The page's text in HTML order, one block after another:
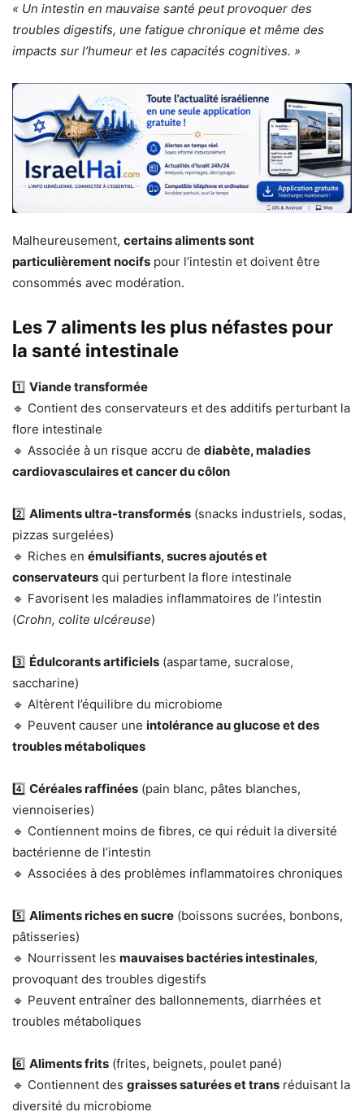
« Un intestin en mauvaise santé peut provoquer des
troubles digestifs, une fatigue chronique et même des
impacts sur l’humeur et les capacités cognitives. »
Malheureusement, certains aliments sont
particulièrement nocifs pour l’intestin et doivent être
consommés avec modération.
Les 7 aliments les plus néfastes pour
la santé intestinale
1️⃣ Viande transformée
🔹 Contient des conservateurs et des additifs perturbant la
flore intestinale
🔹 Associée à un risque accru de diabète, maladies
cardiovasculaires et cancer du côlon
2️⃣ Aliments ultra-transformés (snacks industriels, sodas,
pizzas surgelées)
🔹 Riches en émulsifiants, sucres ajoutés et
conservateurs qui perturbent la flore intestinale
🔹 Favorisent les maladies inflammatoires de l’intestin
(Crohn, colite ulcéreuse)
3️⃣ Édulcorants artificiels (aspartame, sucralose,
saccharine)
🔹 Altèrent l’équilibre du microbiome
🔹 Peuvent causer une intolérance au glucose et des
troubles métaboliques
4️⃣ Céréales raffinées (pain blanc, pâtes blanches,
viennoiseries)
🔹 Contiennent moins de fibres, ce qui réduit la diversité
bactérienne de l’intestin
🔹 Associées à des problèmes inflammatoires chroniques
5️⃣ Aliments riches en sucre (boissons sucrées, bonbons,
pâtisseries)
🔹 Nourrissent les mauvaises bactéries intestinales,
provoquant des troubles digestifs
🔹 Peuvent entraîner des ballonnements, diarrhées et
troubles métaboliques
6️⃣ Aliments frits (frites, beignets, poulet pané)
🔹 Contiennent des graisses saturées et trans réduisant la
diversité du microbiome